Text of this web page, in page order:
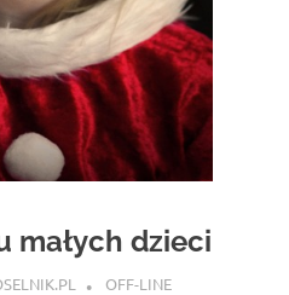
małych dzieci
OFF-LINE